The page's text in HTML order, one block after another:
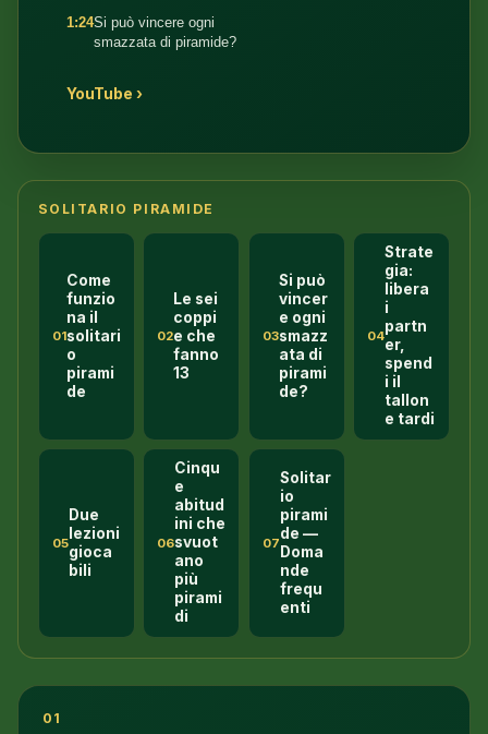
1:24Si può vincere ogni
smazzata di piramide?
YouTube ›
SOLITARIO PIRAMIDE
01
Come
funzio
na il
solitari
o
pirami
de
02
Le sei
coppi
e che
fanno
13
03
Si può
vincer
e ogni
smazz
ata di
pirami
de?
04
Strate
gia:
libera
i
partn
er,
spend
i il
tallon
e tardi
05
Due
lezioni
gioca
bili
06
Cinqu
e
abitud
ini che
svuot
ano
più
pirami
di
07
Solitar
io
pirami
de —
Doma
nde
frequ
enti
01